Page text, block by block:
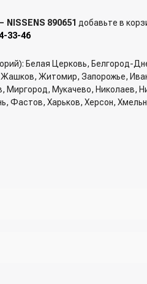
890651 добавьте в
33-46
Белая Церковь, Белгород-
Житомир, Запорожье,
Миргород, Мукачево,
Фастов, Харьков, Херсон,